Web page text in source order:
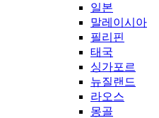
일본
말레이시아
필리핀
태국
싱가포르
뉴질랜드
라오스
몽골